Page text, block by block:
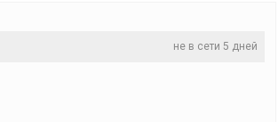
не в сети 5 дней